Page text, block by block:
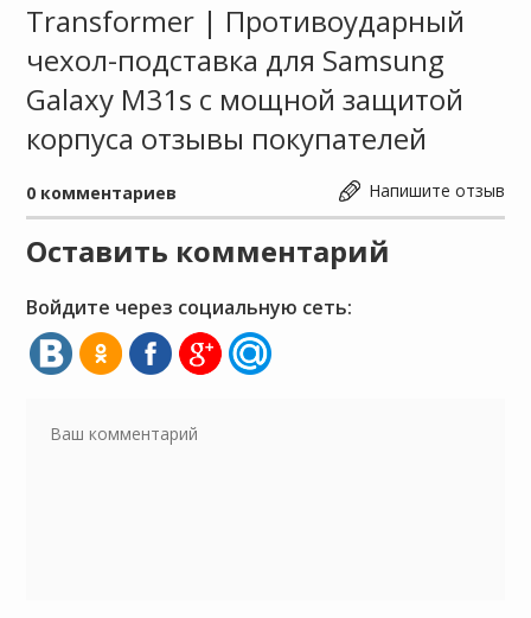
Transformer | Противоударный
чехол-подставка для Samsung
Galaxy M31s с мощной защитой
корпуса отзывы покупателей
Напишите отзыв
0 комментариев
Оставить комментарий
Войдите через социальную сеть: